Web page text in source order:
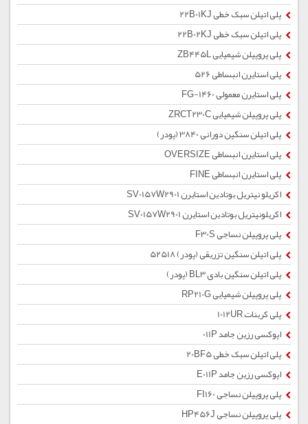
پلی اتیلن سبک خطی 22B01KJ
پلی اتیلن سبک خطی 22B02KJ
پلی پروپیلن شیمیایی ZB445L
پلی استایرن انبساطی 526
پلی استایرن معمولی 1460-FG
پلی پروپیلن شیمیایی ZRCT230C
پلی اتیلن سنگین دورانی 3840 (پودر)
پلی استایرن انبساطی OVERSIZE
پلی استایرن انبساطی FINE
اکریلو نیتریل بوتادین استایرن SV0157W2901
اکریلونیتریل بوتادین استایرن SV0157W2901
پلی پروپیلن نساجی F30S
پلی اتیلن سنگین تزریقی (پودر) 52518
پلی اتیلن سنگین بادی BL3 (پودر)
پلی پروپیلن شیمیایی RP210G
پلی کربنات 1012UR
اپوکسی رزین جامد 011P
پلی اتیلن سبک خطی 20BF5
اپوکسی رزین جامد E011P
پلی پروپیلن نساجی FI160
پلی پروپیلن نساجی HP456J